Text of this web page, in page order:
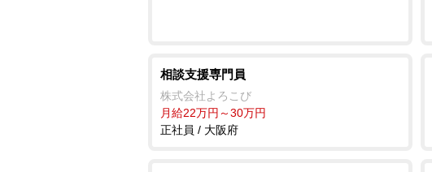
相談支援専門員
株式会社よろこび
月給22万円～30万円
正社員 / 大阪府